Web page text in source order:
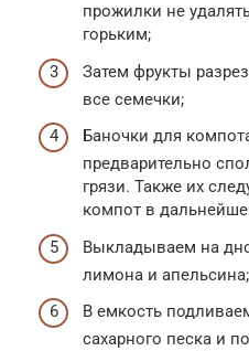
прожилки не
горьким;
Затем фрукты
все семечки;
Баночки для
предварительно
грязи. Также их
компот в
Выкладываем на
лимона и апельсина;
В емкость
сахарного песка и